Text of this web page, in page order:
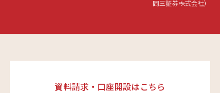
岡三証券株式会社）
資料請求・口座開設はこちら